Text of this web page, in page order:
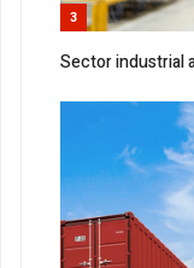
3
Sector industrial